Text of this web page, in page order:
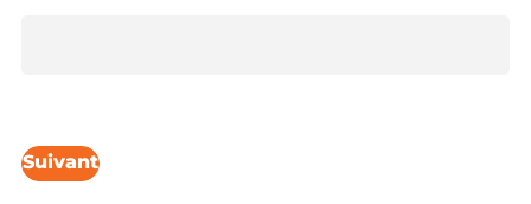
Suivant